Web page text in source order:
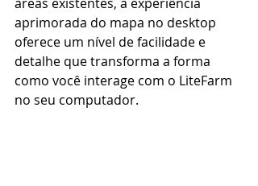
aprimorada do mapa no desktop
oferece um nível de facilidade e
detalhe que transforma a forma
como você interage com o LiteFarm
no seu computador.